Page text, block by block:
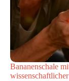
Bananenschale